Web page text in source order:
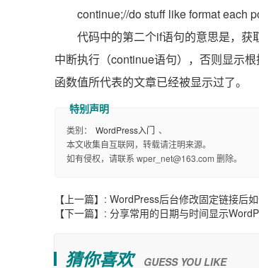
continue;//do stuff like format each
代码中的第二个if语句的意思是，
中断执行（continue语句），否则显示
函数值所代表的文章已经被显示过了。
类别： WordPress入门 、
本文收集自互联网，转载请注明来源。
如有侵权，请联系 wper_net@163.com 删除。
【上一篇】: WordPress后台修改固定链接后
【下一篇】: 分享常用的日期与时间显示
猜你喜欢 GUESS YOU LIKE